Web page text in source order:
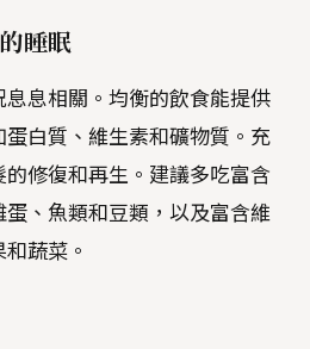
睡眠
息相關。均衡的飲食能提供
白質、維生素和礦物質。充
修復和再生。建議多吃富含
、魚類和豆類，以及富含維
蔬菜。